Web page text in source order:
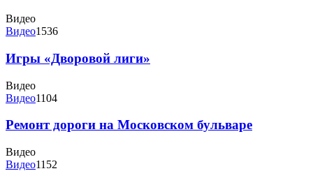
Видео
Видео1536
Игры «Дворовой лиги»
Видео
Видео1104
Ремонт дороги на Московском бульваре
Видео
Видео1152